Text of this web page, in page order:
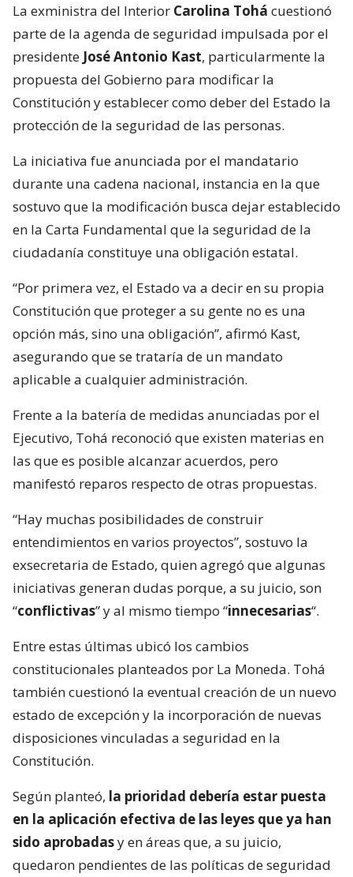
La exministra del Interior Carolina Tohá cuestionó
parte de la agenda de seguridad impulsada por el
presidente José Antonio Kast, particularmente la
propuesta del Gobierno para modificar la
Constitución y establecer como deber del Estado la
protección de la seguridad de las personas.
La iniciativa fue anunciada por el mandatario
durante una cadena nacional, instancia en la que
sostuvo que la modificación busca dejar establecido
en la Carta Fundamental que la seguridad de la
ciudadanía constituye una obligación estatal.
“Por primera vez, el Estado va a decir en su propia
Constitución que proteger a su gente no es una
opción más, sino una obligación”, afirmó Kast,
asegurando que se trataría de un mandato
aplicable a cualquier administración.
Frente a la batería de medidas anunciadas por el
Ejecutivo, Tohá reconoció que existen materias en
las que es posible alcanzar acuerdos, pero
manifestó reparos respecto de otras propuestas.
“Hay muchas posibilidades de construir
entendimientos en varios proyectos”, sostuvo la
exsecretaria de Estado, quien agregó que algunas
iniciativas generan dudas porque, a su juicio, son
“conflictivas” y al mismo tiempo “innecesarias“.
Entre estas últimas ubicó los cambios
constitucionales planteados por La Moneda. Tohá
también cuestionó la eventual creación de un nuevo
estado de excepción y la incorporación de nuevas
disposiciones vinculadas a seguridad en la
Constitución.
Según planteó, la prioridad debería estar puesta
en la aplicación efectiva de las leyes que ya han
sido aprobadasy en áreas que, a su juicio,
quedaron pendientes de las políticas de seguridad